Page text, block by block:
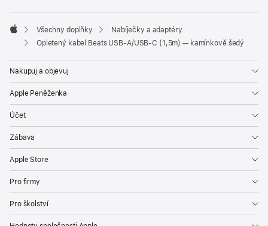
Apple
Všechny doplňky
Nabíječky a adaptéry
Opletený kabel Beats USB‑A/USB‑C (1,5m) — kamínkově šedý
Nakupuj a objevuj
Apple Peněženka
Účet
Zábava
Apple Store
Pro firmy
Pro školství